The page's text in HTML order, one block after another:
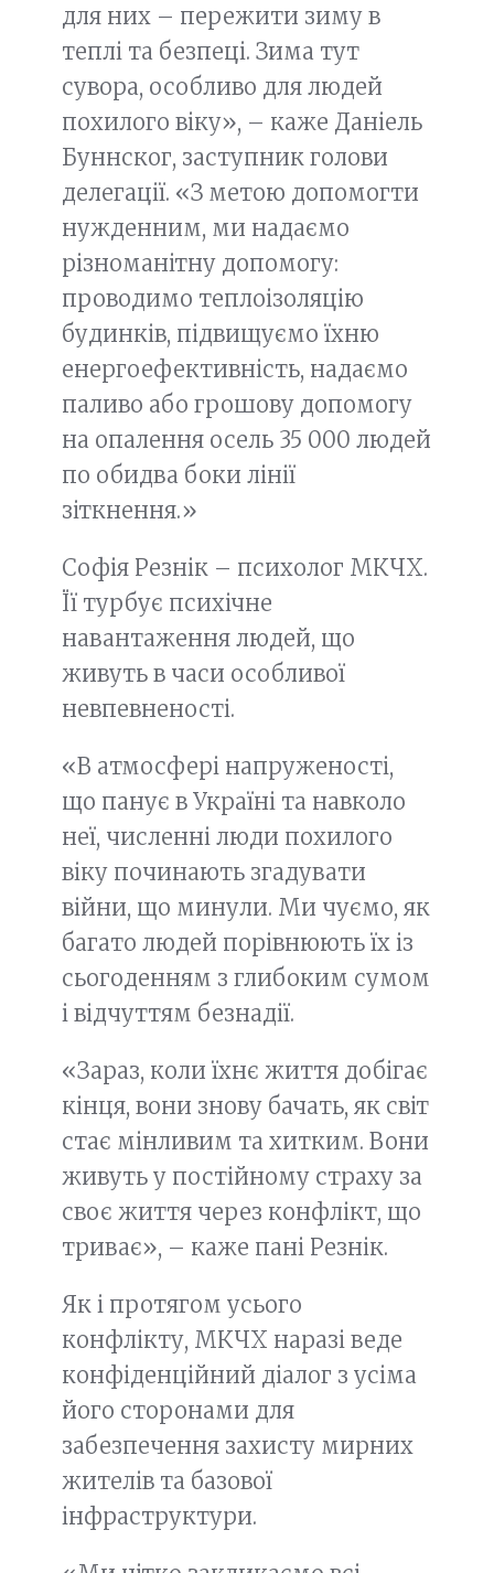
для них – пережити зиму в
теплі та безпеці. Зима тут
сувора, особливо для людей
похилого віку», – каже Даніель
Буннског, заступник голови
делегації. «З метою допомогти
нужденним, ми надаємо
різноманітну допомогу:
проводимо теплоізоляцію
будинків, підвищуємо їхню
енергоефективність, надаємо
паливо або грошову допомогу
на опалення осель 35 000 людей
по обидва боки лінії
зіткнення.»
Софія Резнік – психолог МКЧХ.
Її турбує психічне
навантаження людей, що
живуть в часи особливої
невпевненості.
«В атмосфері напруженості,
що панує в Україні та навколо
неї, численні люди похилого
віку починають згадувати
війни, що минули. Ми чуємо, як
багато людей порівнюють їх із
сьогоденням з глибоким сумом
і відчуттям безнадії.
«Зараз, коли їхнє життя добігає
кінця, вони знову бачать, як світ
стає мінливим та хитким. Вони
живуть у постійному страху за
своє життя через конфлікт, що
триває», – каже пані Резнік.
Як і протягом усього
конфлікту, МКЧХ наразі веде
конфіденційний діалог з усіма
його сторонами для
забезпечення захисту мирних
жителів та базової
інфраструктури.